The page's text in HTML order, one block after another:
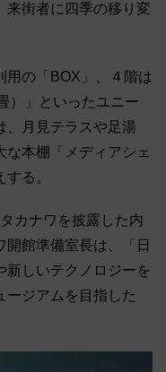
来街者に四季の移り変
用の「BOX」、４階は
）」といったユニー
、月見テラスや足湯
な本棚「メディアシェ
る。
カナワを披露した内
館準備室長は、「日
新しいテクノロジーを
ージアムを目指した